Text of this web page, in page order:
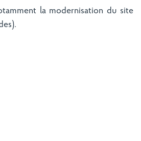
la modernisation du site